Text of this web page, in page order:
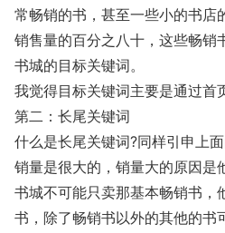
常畅销的书，甚至一些小的书店
销售量的百分之八十，这些畅销
书城的目标关键词。
我觉得目标关键词主要是通过首
第二：长尾关键词
什么是长尾关键词?同样引申上
销量是很大的，销量大的原因是
书城不可能只卖那基本畅销书，
书，除了畅销书以外的其他的书